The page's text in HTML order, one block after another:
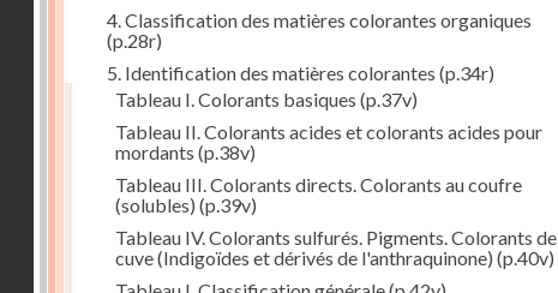
4. Classification des matières colorantes organiques
(p.28r)
5. Identification des matières colorantes (p.34r)
Tableau I. Colorants basiques (p.37v)
Tableau II. Colorants acides et colorants acides pour
mordants (p.38v)
Tableau III. Colorants directs. Colorants au coufre
(solubles) (p.39v)
Tableau IV. Colorants sulfurés. Pigments. Colorants de
cuve (Indigoïdes et dérivés de l'anthraquinone) (p.40v)